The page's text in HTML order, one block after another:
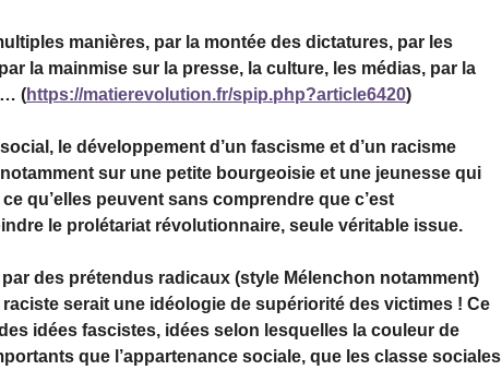
manières, par la montée des dictatures, par les
la mainmise sur la presse, la culture, les médias, par la
(https://matierevolution.fr/spip.php?article6420)
le développement d’un fascisme et d’un racisme
sur une petite bourgeoisie et une jeunesse qui
qu’elles peuvent sans comprendre que c’est
le prolétariat révolutionnaire, seule véritable issue.
des prétendus radicaux (style Mélenchon notamment)
serait une idéologie de supériorité des victimes ! Ce
idées fascistes, idées selon lesquelles la couleur de
que l’appartenance sociale, que les classe sociales